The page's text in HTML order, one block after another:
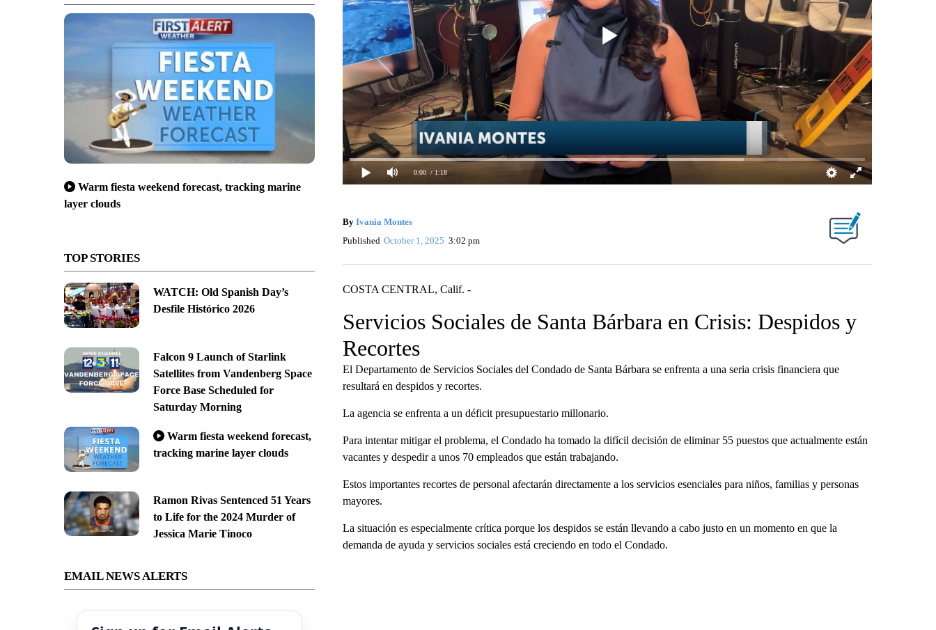
Warm fiesta weekend forecast, tracking marine
layer clouds
TOP STORIES
WATCH: Old Spanish Day’s
Desfile Histórico 2026
Falcon 9 Launch of Starlink
Satellites from Vandenberg Space
Force Base Scheduled for
Saturday Morning
Warm fiesta weekend forecast,
tracking marine layer clouds
Ramon Rivas Sentenced 51 Years
to Life for the 2024 Murder of
Jessica Marie Tinoco
EMAIL NEWS ALERTS
0:00 / 1:18
By Ivania Montes
Published October 1, 2025 3:02 pm
COSTA CENTRAL, Calif. -
Servicios Sociales de Santa Bárbara en Crisis: Despidos y
Recortes
El Departamento de Servicios Sociales del Condado de Santa Bárbara se enfrenta a una seria crisis financiera que
resultará en despidos y recortes.
La agencia se enfrenta a un déficit presupuestario millonario.
Para intentar mitigar el problema, el Condado ha tomado la difícil decisión de eliminar 55 puestos que actualmente están
vacantes y despedir a unos 70 empleados que están trabajando.
Estos importantes recortes de personal afectarán directamente a los servicios esenciales para niños, familias y personas
mayores.
La situación es especialmente crítica porque los despidos se están llevando a cabo justo en un momento en que la
demanda de ayuda y servicios sociales está creciendo en todo el Condado.